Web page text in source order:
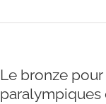
Le bronze
paralympiques